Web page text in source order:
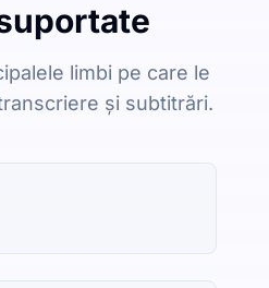
limbi pe care le
și subtitrări.